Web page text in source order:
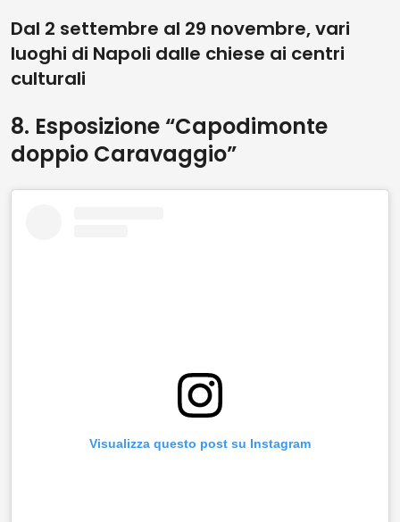
Dal 2 settembre al 29 novembre, vari
luoghi di Napoli dalle chiese ai centri
culturali
8. Esposizione “Capodimonte
doppio Caravaggio”
Visualizza questo post su Instagram